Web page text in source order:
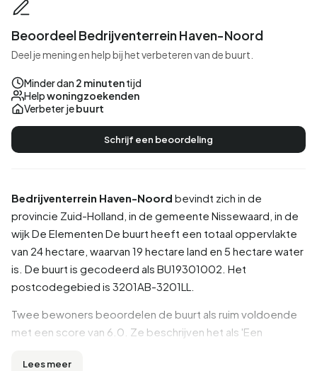
Bedrijventerrein Haven-Noord bevindt zich in de
provincie Zuid-Holland , in de gemeente Nissewaard , in de
wijkDe Elementen De buurt heeft een totaal oppervlakte
van 24 hectare, waarvan 19 hectare land en 5 hectare water
is. De buurt is gecodeerd als BU19301002. Het
postcodegebied is 3201AB-3201LL.
Twee bewoners beoordelen de buurt als ruim voldoende
met een score van 6.0. Ze beschrijven het als 'Een
gebied, maar erg rustige omgeving. Geen overlast aan
Lees meer
Beoordeel Bedrijventerrein Haven-Noord
Deel je mening en help bij het verbeteren van de buurt.
Minder dan 2 minutentijd
Helpwoningzoekenden
Verbeter jebuurt
Schrijf een beoordeling